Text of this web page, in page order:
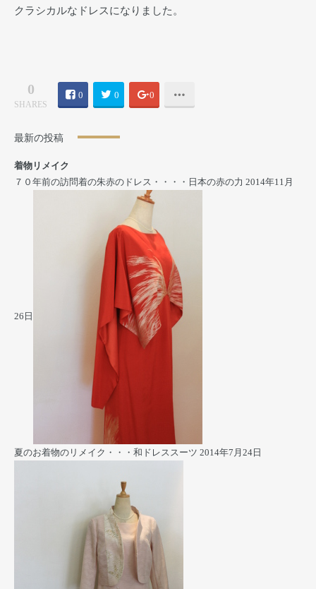
クラシカルなドレスになりました。
0
SHARES
0 0 0
最新の投稿
着物リメイク
７０年前の訪問着の朱赤のドレス・・・・日本の赤の力 2014年11月
26日
夏のお着物のリメイク・・・和ドレススーツ 2014年7月24日